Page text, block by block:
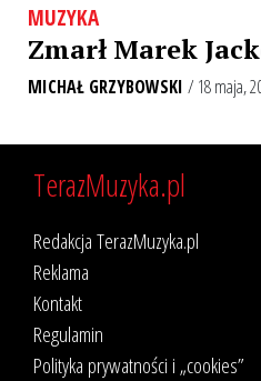
MUZYKA
Zmarł Marek
MICHAŁ GRZYBOWSKI / 18 maja,
TerazMuzyka.pl
Redakcja TerazMuzyka.pl
Reklama
Kontakt
Regulamin
Polityka prywatności i „cookies”